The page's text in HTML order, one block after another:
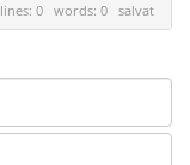
lines: 0 words: 0 salvat